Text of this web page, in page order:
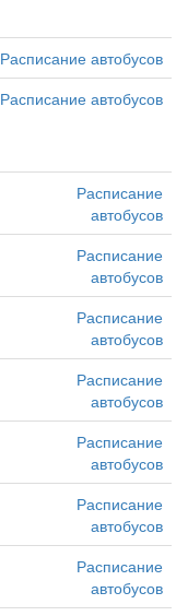
Расписание автобусов
Расписание автобусов
Расписание
автобусов
Расписание
автобусов
Расписание
автобусов
Расписание
автобусов
Расписание
автобусов
Расписание
автобусов
Расписание
автобусов